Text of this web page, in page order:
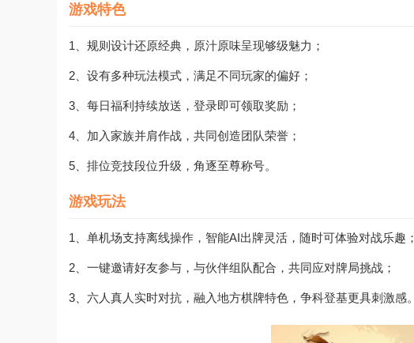
游戏特色
1、规则设计还原经典，原汁原味呈现够级魅力；
2、设有多种玩法模式，满足不同玩家的偏好；
3、每日福利持续放送，登录即可领取奖励；
4、加入家族并肩作战，共同创造团队荣誉；
5、排位竞技段位升级，角逐至尊称号。
游戏玩法
1、单机场支持离线操作，智能AI出牌灵活，随时可体验对战乐趣；
2、一键邀请好友参与，与伙伴组队配合，共同应对牌局挑战；
3、六人真人实时对抗，融入地方棋牌特色，争科登基更具刺激感。